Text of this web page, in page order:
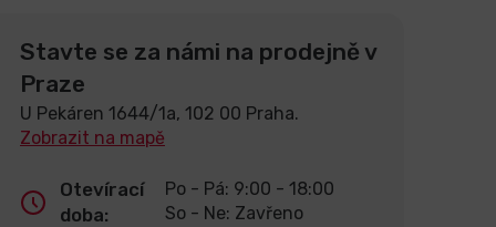
Stavte se za námi na prodejně v
Praze
U Pekáren 1644/1a, 102 00 Praha.
Zobrazit na mapě
Otevírací
doba:
Po - Pá: 9:00 - 18:00
So - Ne: Zavřeno